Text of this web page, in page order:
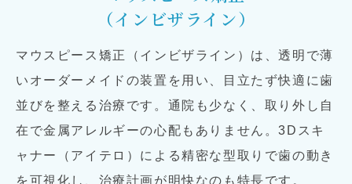
（インビザライン）
マウスピース矯正（インビザライン）は、透明で薄
いオーダーメイドの装置を用い、目立たず快適に歯
並びを整える治療です。通院も少なく、取り外し自
在で金属アレルギーの心配もありません。3Dスキ
ャナー（アイテロ）による精密な型取りで歯の動き
を可視化し、治療計画が明快なのも特長です。